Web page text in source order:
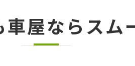
屋ならスム